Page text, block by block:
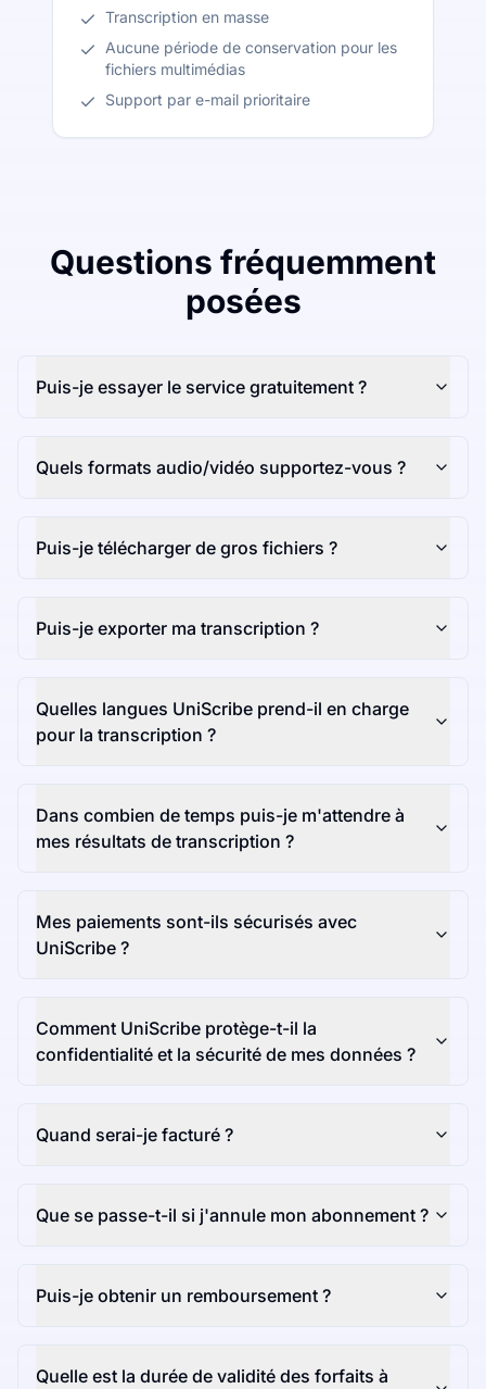
Transcription en masse
Aucune période de conservation pour les
fichiers multimédias
Support par e-mail prioritaire
Questions fréquemment
posées
Puis-je essayer le service gratuitement ?
Quels formats audio/vidéo supportez-vous ?
Puis-je télécharger de gros fichiers ?
Puis-je exporter ma transcription ?
Quelles langues UniScribe prend-il en charge
pour la transcription ?
Dans combien de temps puis-je m'attendre à
mes résultats de transcription ?
Mes paiements sont-ils sécurisés avec
UniScribe ?
Comment UniScribe protège-t-il la
confidentialité et la sécurité de mes données ?
Quand serai-je facturé ?
Que se passe-t-il si j'annule mon abonnement ?
Puis-je obtenir un remboursement ?
Quelle est la durée de validité des forfaits à